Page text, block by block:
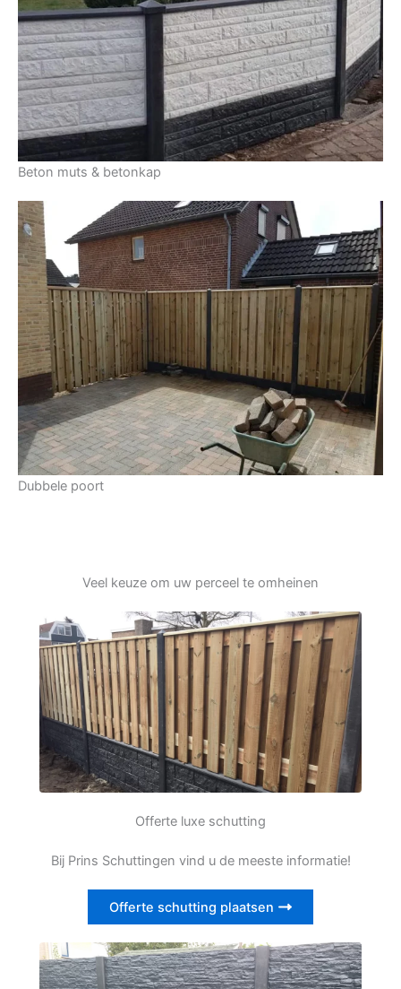
Beton muts & betonkap
Dubbele poort
Veel keuze om uw perceel te omheinen
Offerte luxe schutting
Bij Prins Schuttingen vind u de meeste informatie!
Offerte schutting plaatsen